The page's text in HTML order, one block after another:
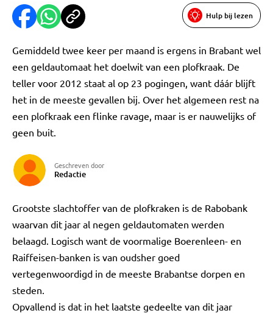
Hulp bij lezen
Gemiddeld twee keer per maand is ergens in Brabant wel
een geldautomaat het doelwit van een plofkraak. De
teller voor 2012 staat al op 23 pogingen, want dáár blijft
het in de meeste gevallen bij. Over het algemeen rest na
een plofkraak een flinke ravage, maar is er nauwelijks of
geen buit.
Geschreven door
Redactie
Grootste slachtoffer van de plofkraken is de Rabobank
waarvan dit jaar al negen geldautomaten werden
belaagd. Logisch want de voormalige Boerenleen- en
Raiffeisen-banken is van oudsher goed
vertegenwoordigd in de meeste Brabantse dorpen en
steden.
Opvallend is dat in het laatste gedeelte van dit jaar